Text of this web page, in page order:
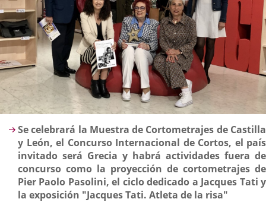
Descripción
Se celebrará la Muestra de Cortometrajes de Castilla
y León, el Concurso Internacional de Cortos, el país
invitado será Grecia y habrá actividades fuera de
concurso como la proyección de cortometrajes de
Pier Paolo Pasolini, el ciclo dedicado a Jacques Tati y
la exposición "Jacques Tati. Atleta de la risa"